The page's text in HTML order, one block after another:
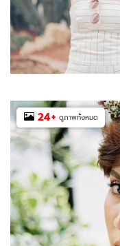
24+ ดูภาพทั้งหมด